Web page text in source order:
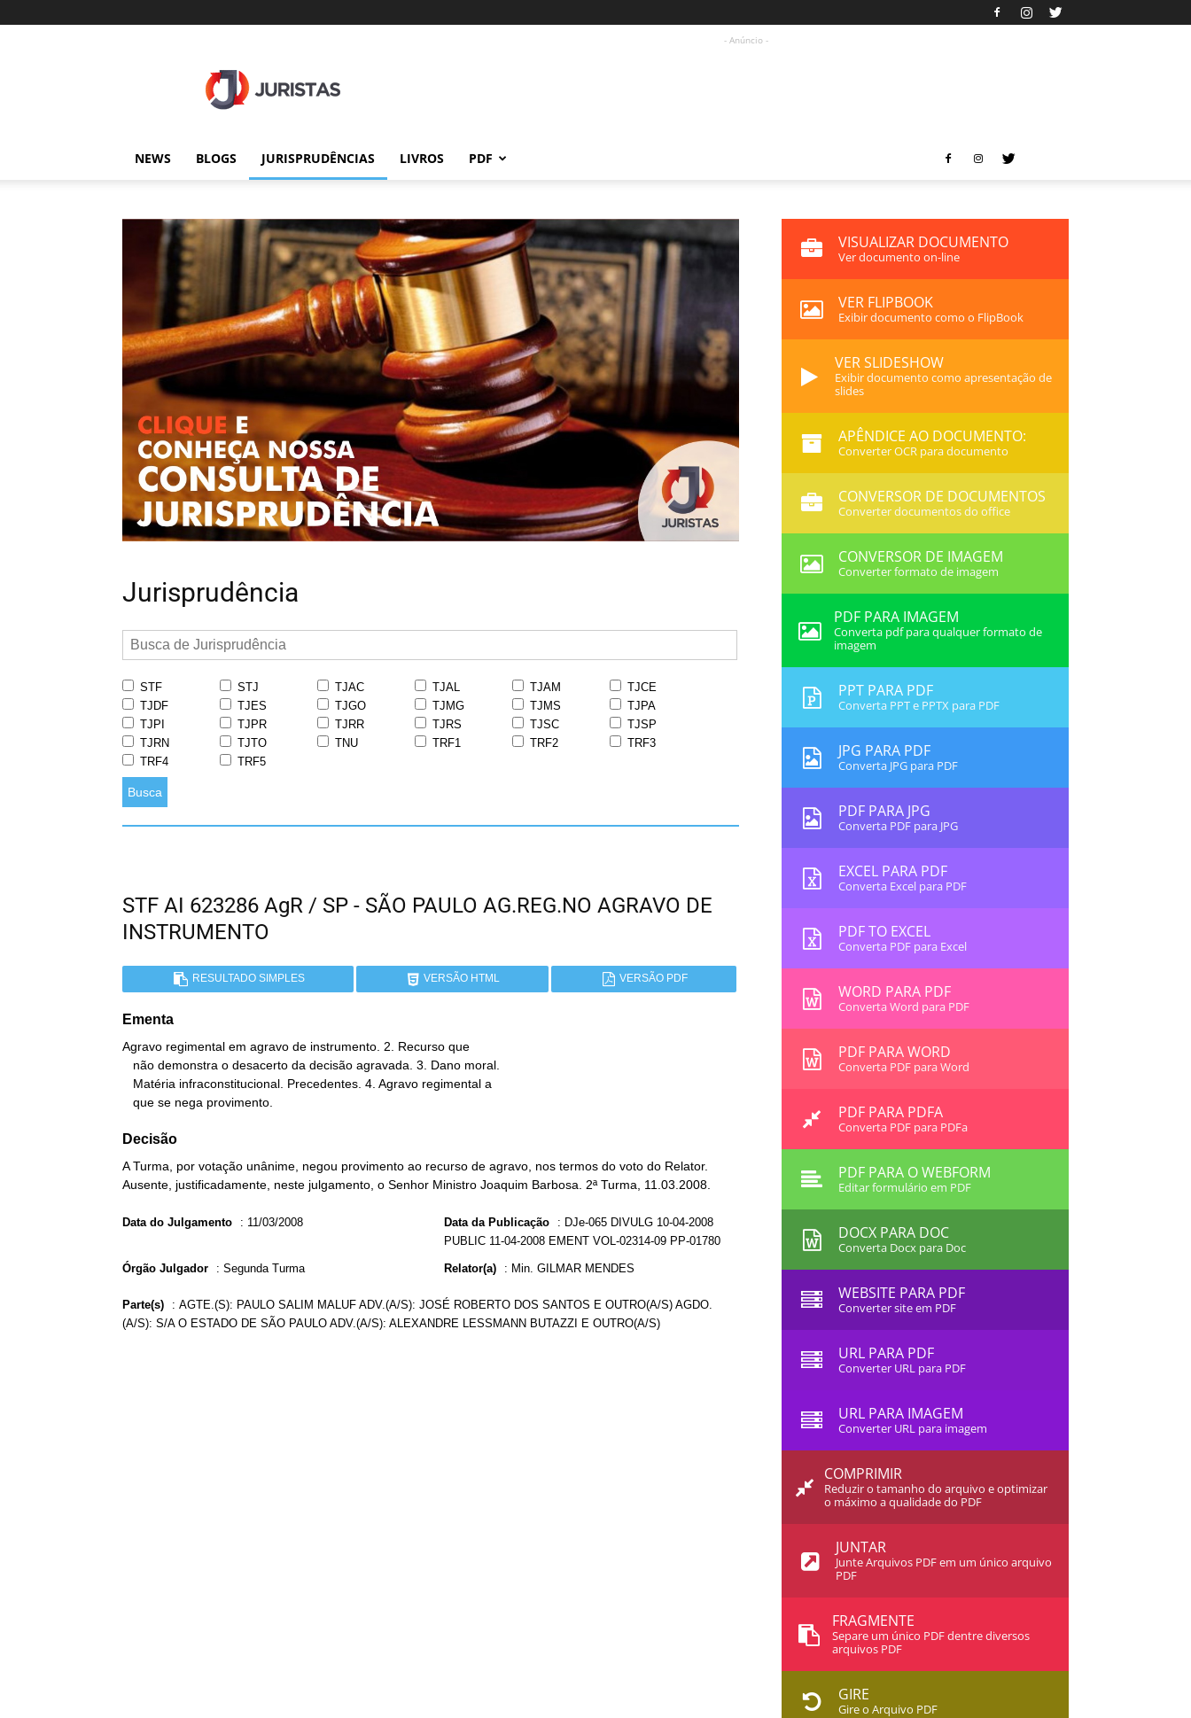
- Anúncio -
NEWS BLOGS JURISPRUDÊNCIAS LIVROS PDF
Jurisprudência
STF STJ TJAC TJAL TJAM
TJCE
TJDF
TJES TJGO TJMG TJMS
TJPA
TJPI
TJPR TJRR TJRS TJSC
TJSP
TJRN
TJTO TNU TRF1 TRF2
TRF3
TRF4
TRF5
Busca
STF AI 623286 AgR / SP - SÃO PAULO AG.REG.NO AGRAVO DE
INSTRUMENTO
RESULTADO SIMPLES VERSÃO HTML VERSÃO PDF
Ementa
Agravo regimental em agravo de instrumento. 2. Recurso que
   que se nega provimento.
Decisão
A Turma, por votação unânime, negou provimento ao recurso de agravo, nos termos do voto do Relator.
Ausente, justificadamente, neste julgamento, o Senhor Ministro Joaquim Barbosa. 2ª Turma, 11.03.2008.
Data do Julgamento : 11/03/2008 Data da Publicação : DJe-065 DIVULG 10-04-2008
PUBLIC 11-04-2008 EMENT VOL-02314-09 PP-01780
Órgão Julgador : Segunda Turma Relator(a) : Min. GILMAR MENDES
Parte(s) : AGTE.(S): PAULO SALIM MALUF ADV.(A/S): JOSÉ ROBERTO DOS SANTOS E OUTRO(A/S) AGDO.
(A/S): S/A O ESTADO DE SÃO PAULO ADV.(A/S): ALEXANDRE LESSMANN BUTAZZI E OUTRO(A/S)
VISUALIZAR DOCUMENTO
Ver documento on-line
VER FLIPBOOK
Exibir documento como o FlipBook
VER SLIDESHOW
Exibir documento como apresentação de
slides
APÊNDICE AO DOCUMENTO:
Converter OCR para documento
CONVERSOR DE DOCUMENTOS
Converter documentos do office
CONVERSOR DE IMAGEM
Converter formato de imagem
PDF PARA IMAGEM
Converta pdf para qualquer formato de
imagem
PPT PARA PDF
Converta PPT e PPTX para PDF
JPG PARA PDF
Converta JPG para PDF
PDF PARA JPG
Converta PDF para JPG
EXCEL PARA PDF
Converta Excel para PDF
PDF TO EXCEL
Converta PDF para Excel
WORD PARA PDF
Converta Word para PDF
PDF PARA WORD
Converta PDF para Word
PDF PARA PDFA
Converta PDF para PDFa
PDF PARA O WEBFORM
Editar formulário em PDF
DOCX PARA DOC
Converta Docx para Doc
WEBSITE PARA PDF
Converter site em PDF
URL PARA PDF
Converter URL para PDF
URL PARA IMAGEM
Converter URL para imagem
COMPRIMIR
Reduzir o tamanho do arquivo e optimizar
o máximo a qualidade do PDF
JUNTAR
Junte Arquivos PDF em um único arquivo
PDF
FRAGMENTE
Separe um único PDF dentre diversos
arquivos PDF
GIRE
Gire o Arquivo PDF